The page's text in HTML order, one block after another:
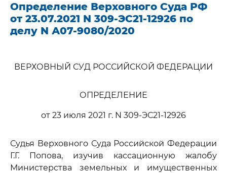
Определение Верховного Суда РФ
от 23.07.2021 N 309-ЭС21-12926 по
делу N А07-9080/2020
ВЕРХОВНЫЙ СУД РОССИЙСКОЙ ФЕДЕРАЦИИ
ОПРЕДЕЛЕНИЕ
от 23 июля 2021 г. N 309-ЭС21-12926
Судья Верховного Суда Российской Федерации
Г.Г. Попова, изучив кассационную жалобу
Министерства земельных и имущественных